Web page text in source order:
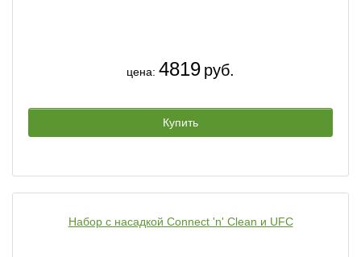
цена: 4819 руб.
Купить
Набор с насадкой Connect 'n' Clean и UFC